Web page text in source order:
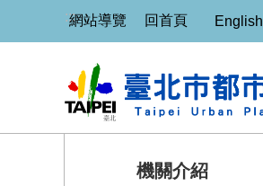
跳到主要內容區塊
:::網站導覽 回首頁 English
機關介紹